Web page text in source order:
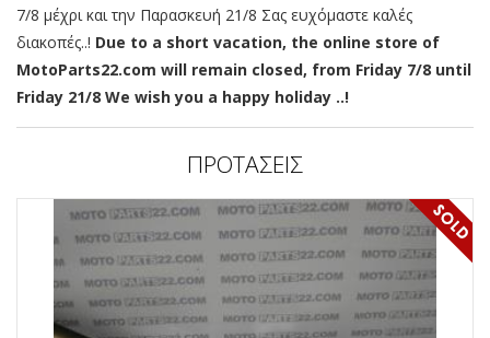
7/8 μέχρι και την Παρασκευή 21/8 Σας ευχόμαστε καλές
διακοπές..! Due to a short vacation, the online store of
MotoParts22.com will remain closed, from Friday 7/8 until
Friday 21/8 We wish you a happy holiday ..!
ΠΡΟΤΑΣΕΙΣ